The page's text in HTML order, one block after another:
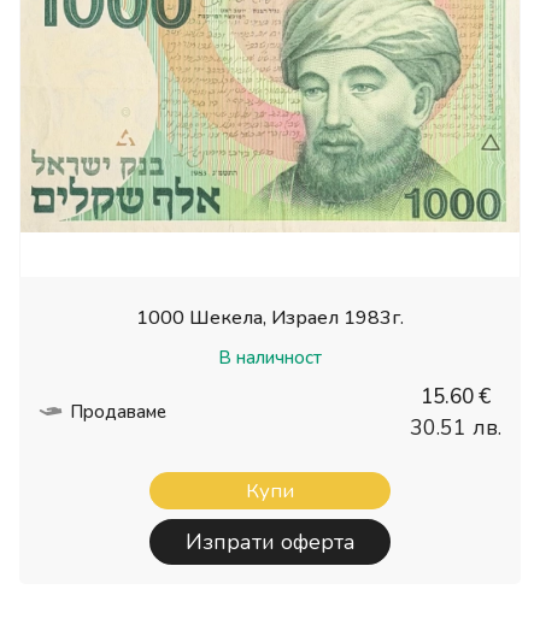
1000 Шекела, Израел 1983г.
В наличност
Продаваме
15.60 €
30.51 лв.
Купи
Изпрати оферта